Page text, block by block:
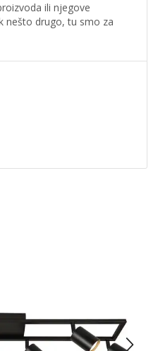
ili njegove
nešto drugo, tu smo za